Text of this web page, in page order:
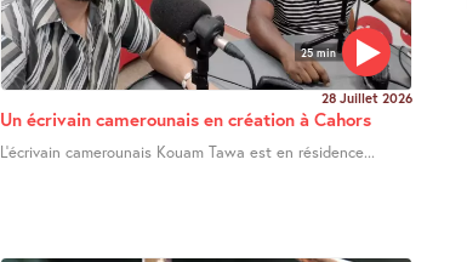
25 min
28 Juillet 2026
Un écrivain camerounais en création à Cahors
L’écrivain camerounais Kouam Tawa est en résidence...